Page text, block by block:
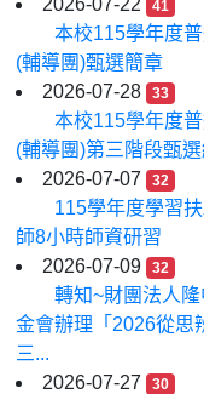
2026-07-22
41
本校115學年度
(輔導團)甄選簡章
2026-07-28
33
本校115學年度
(輔導團)第三階段甄
2026-07-07
32
115學年度學習
師8小時師資研習
2026-07-09
32
轉知~財團法人
金會辦理「2026從思
三...
2026-07-27
30